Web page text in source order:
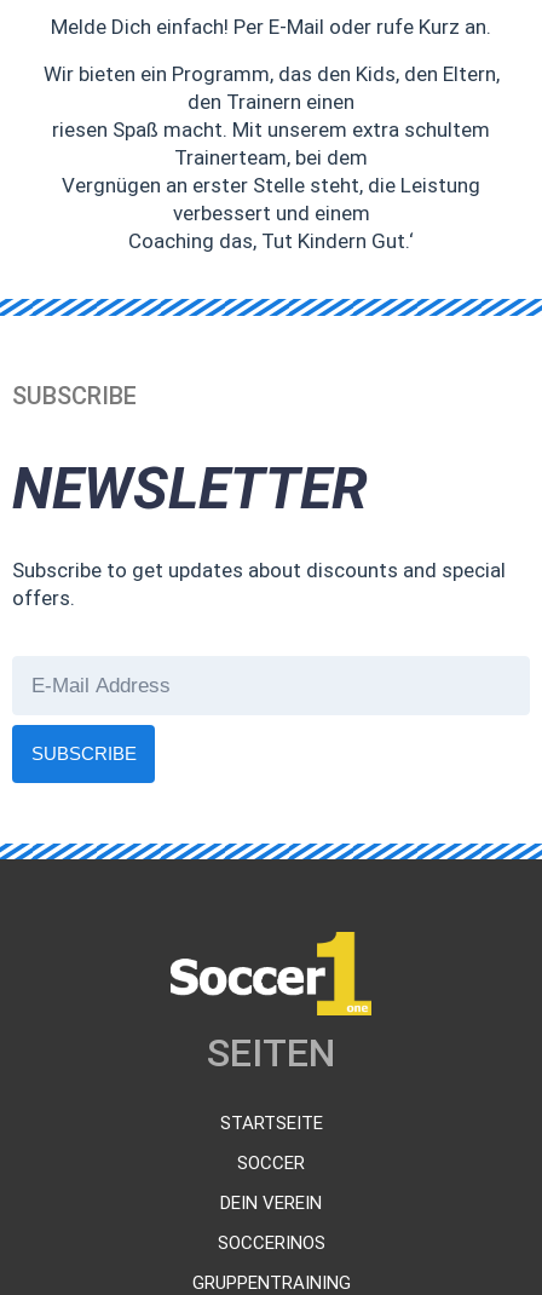
Melde Dich einfach! Per E-Mail oder rufe Kurz an.
Wir bieten ein Programm, das den Kids, den Eltern,
den Trainern einen
riesen Spaß macht. Mit unserem extra schultem
Trainerteam, bei dem
Vergnügen an erster Stelle steht, die Leistung
verbessert und einem
Coaching das, Tut Kindern Gut.‘
SUBSCRIBE
NEWSLETTER
Subscribe to get updates about discounts and special
offers.
SUBSCRIBE
SEITEN
STARTSEITE
SOCCER
DEIN VEREIN
SOCCERINOS
GRUPPENTRAINING
30%
SEASON
DISCOUNT
Sed ut perspiciatis
natus error sit